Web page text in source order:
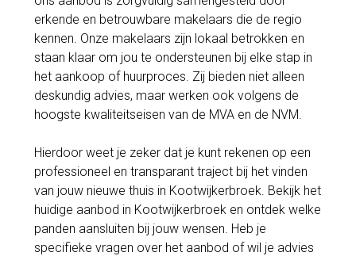
erkende en betrouwbare makelaars die de regio
kennen. Onze makelaars zijn lokaal betrokken en
staan klaar om jou te ondersteunen bij elke stap in
het aankoop of huurproces. Zij bieden niet alleen
deskundig advies, maar werken ook volgens de
hoogste kwaliteitseisen van de MVA en de NVM.
Hierdoor weet je zeker dat je kunt rekenen op een
professioneel en transparant traject bij het vinden
van jouw nieuwe thuis in Kootwijkerbroek. Bekijk het
huidige aanbod in Kootwijkerbroek en ontdek welke
panden aansluiten bij jouw wensen. Heb je
specifieke vragen over het aanbod of wil je advies